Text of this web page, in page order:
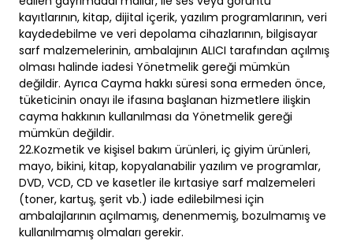
kayıtlarının, kitap, dijital içerik, yazılım programlarının, veri
kaydedebilme ve veri depolama cihazlarının, bilgisayar
sarf malzemelerinin, ambalajının ALICI tarafından açılmış
olması halinde iadesi Yönetmelik gereği mümkün
değildir. Ayrıca Cayma hakkı süresi sona ermeden önce,
tüketicinin onayı ile ifasına başlanan hizmetlere ilişkin
cayma hakkının kullanılması da Yönetmelik gereği
mümkün değildir.
22.Kozmetik ve kişisel bakım ürünleri, iç giyim ürünleri,
mayo, bikini, kitap, kopyalanabilir yazılım ve programlar,
DVD, VCD, CD ve kasetler ile kırtasiye sarf malzemeleri
(toner, kartuş, şerit vb.) iade edilebilmesi için
ambalajlarının açılmamış, denenmemiş, bozulmamış ve
kullanılmamış olmaları gerekir.